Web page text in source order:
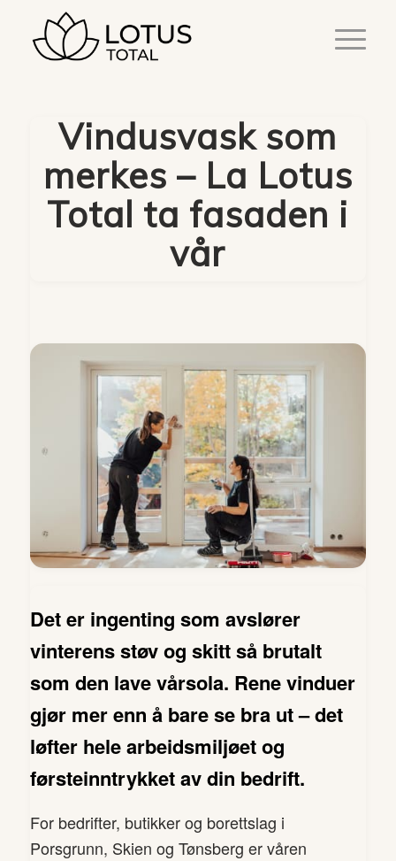
Vindusvask som
merkes – La Lotus
Total ta fasaden i
vår
Det er ingenting som avslører
vinterens støv og skitt så brutalt
som den lave vårsola. Rene vinduer
gjør mer enn å bare se bra ut – det
løfter hele arbeidsmiljøet og
førsteinntrykket av din bedrift.
For bedrifter, butikker og borettslag i
Porsgrunn, Skien og Tønsberg er våren